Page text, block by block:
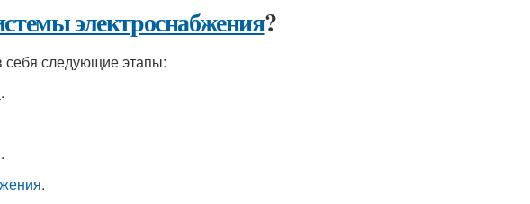
электроснабжения?
себя следующие этапы:
.
.